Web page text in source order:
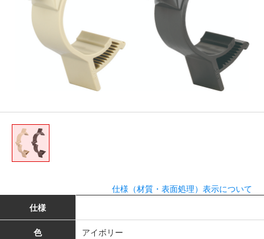
仕様（材質・表面処理）表示について
仕様
色 アイボリー